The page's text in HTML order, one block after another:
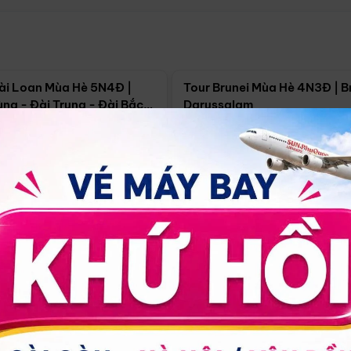
Loan Mùa Hè 5N4Đ |
- Đài Trung - Đài Bắc
18/09
Tour Brunei Mùa Hè 4N3Đ |
Darussalam
Hồ Chí Minh 4N3Đ
30/08 17/09 24/09
14.499.000đ Xem chi